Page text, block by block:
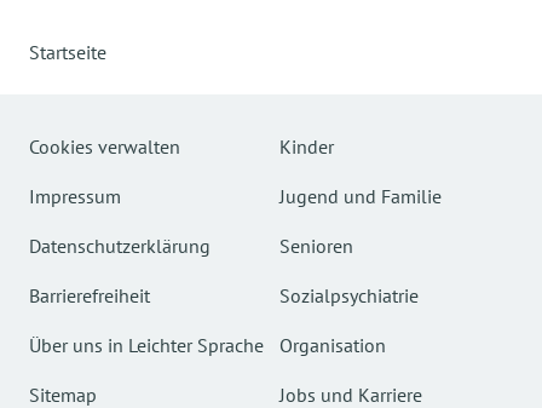
Startseite
Cookies verwalten
Impressum
Datenschutzerklärung
Barrierefreiheit
Über uns in Leichter Sprache
Sitemap
Kinder
Jugend und Familie
Senioren
Sozialpsychiatrie
Organisation
Jobs und Karriere